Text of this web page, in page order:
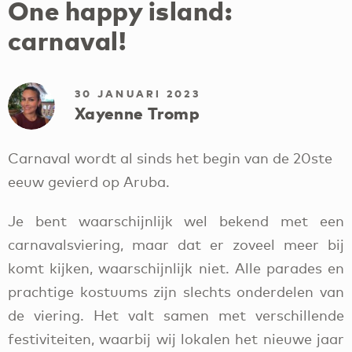
One happy island:
carnaval!
30 JANUARI 2023
Xayenne Tromp
Carnaval wordt al sinds het begin van de 20ste
eeuw gevierd op Aruba.
Je bent waarschijnlijk wel bekend met een
carnavalsviering, maar dat er zoveel meer bij
komt kijken, waarschijnlijk niet. Alle parades en
prachtige kostuums zijn slechts onderdelen van
de viering. Het valt samen met verschillende
festiviteiten, waarbij wij lokalen het nieuwe jaar